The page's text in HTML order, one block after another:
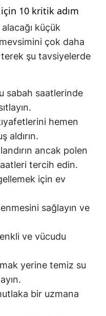
10 kritik adım
küçük
çok daha
şu tavsiyelerde
sabah saatlerinde
hemen
aldırın.
ancak polen
tercih edin.
için ev
sağlayın ve
ve vücudu
yerine temiz su
bir uzmana